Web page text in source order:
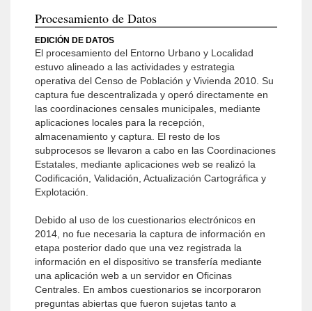
Procesamiento de Datos
EDICIÓN DE DATOS
El procesamiento del Entorno Urbano y Localidad
estuvo alineado a las actividades y estrategia
operativa del Censo de Población y Vivienda 2010. Su
captura fue descentralizada y operó directamente en
las coordinaciones censales municipales, mediante
aplicaciones locales para la recepción,
almacenamiento y captura. El resto de los
subprocesos se llevaron a cabo en las Coordinaciones
Estatales, mediante aplicaciones web se realizó la
Codificación, Validación, Actualización Cartográfica y
Explotación.
Debido al uso de los cuestionarios electrónicos en
2014, no fue necesaria la captura de información en
etapa posterior dado que una vez registrada la
información en el dispositivo se transfería mediante
una aplicación web a un servidor en Oficinas
Centrales. En ambos cuestionarios se incorporaron
preguntas abiertas que fueron sujetas tanto a